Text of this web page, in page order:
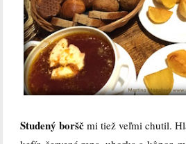
Studený boršč mi tiež veľmi chutil.